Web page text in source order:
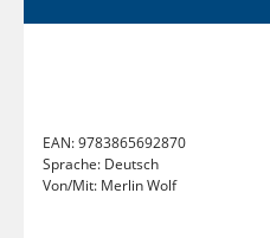
EAN:9783865692870
Sprache: Deutsch
Von/Mit: Merlin Wolf